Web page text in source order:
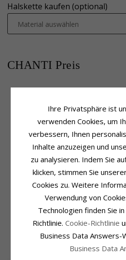
Halskette kaufen (optional)
Material auswählen
CHANTI Preis
Produktinformation
Grün
Anhänger:
Rosettenanhänger
Metall: Rhodiniertem Silber
Oberfläche: Polierter
Schliff:
Farbe:
Schmuckstein
Stückzahl:16
Schliff:Facettenschliff
Weißem
Höhe:
Tiefe:
KUNDEN
Ihre Privatsphäre ist
verwenden Cookies, um
verbessern, Ihnen
Inhalte anzuzeigen und
zu analysieren. Indem Sie
klicken, stimmen Sie
Cookies zu. Weitere
Verwendung von
Technologien finden Sie
Richtlinie. Cookie-Richtlinie
Business Data Answers-
Business Data